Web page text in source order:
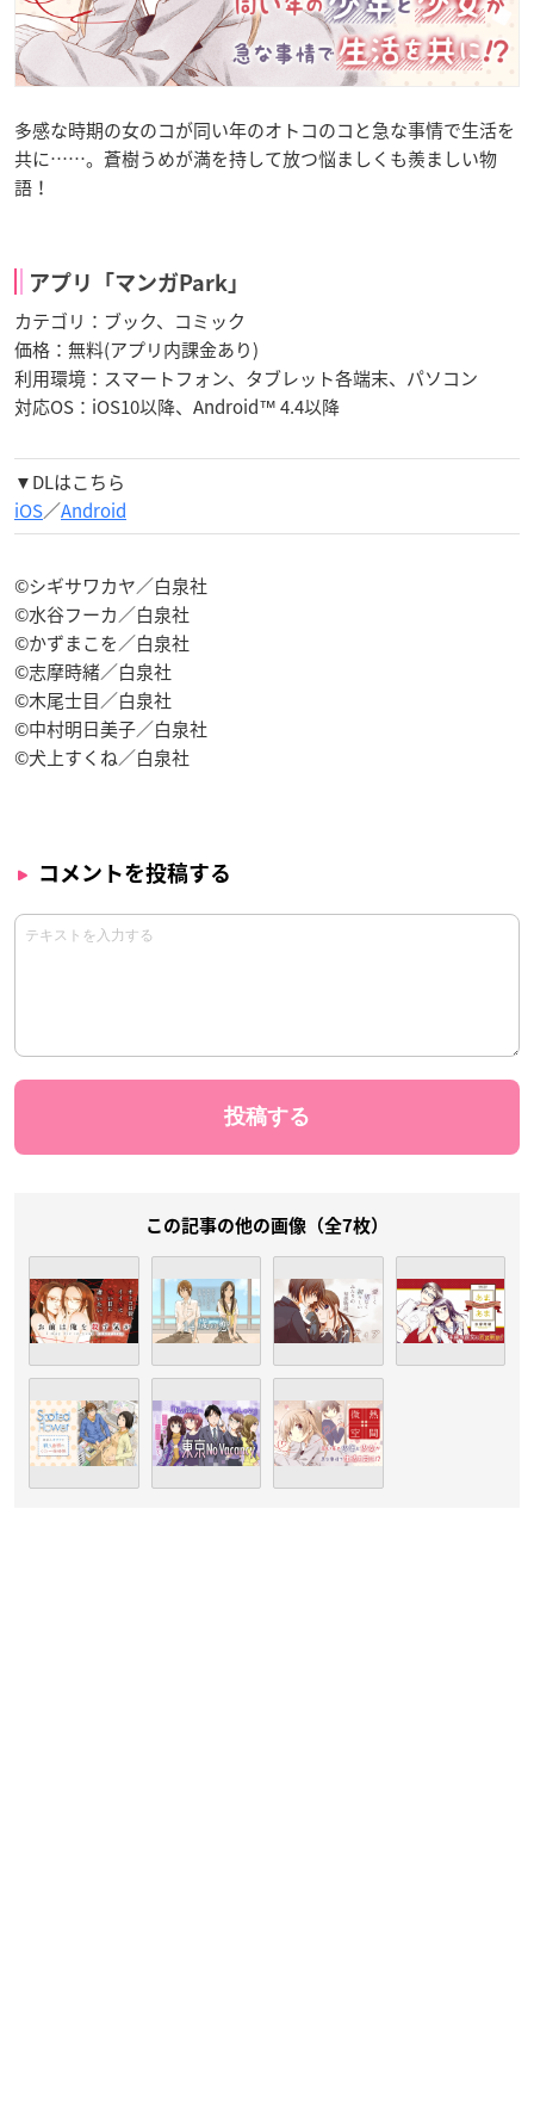
多感な時期の女のコが同い年のオトコのコと急な事情で生活を
共に……。蒼樹うめが満を持して放つ悩ましくも羨ましい物
語！
アプリ「マンガPark」
カテゴリ：ブック、コミック
価格：無料(アプリ内課金あり)
利用環境：スマートフォン、タブレット各端末、パソコン
対応OS：iOS10以降、Android™ 4.4以降
▼DLはこちら
iOS／Android
©シギサワカヤ／白泉社
©水谷フーカ／白泉社
©かずまこを／白泉社
©志摩時緒／白泉社
©木尾士目／白泉社
©中村明日美子／白泉社
©犬上すくね／白泉社
コメントを投稿する
この記事の他の画像（全7枚）